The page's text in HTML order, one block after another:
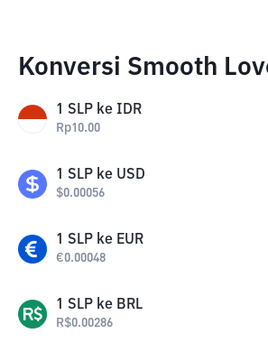
Konversi Smooth
1 SLP ke IDR
Rp10.00
1 SLP ke USD
$0.00056
1 SLP ke EUR
€0.00048
1 SLP ke BRL
R$0.00286